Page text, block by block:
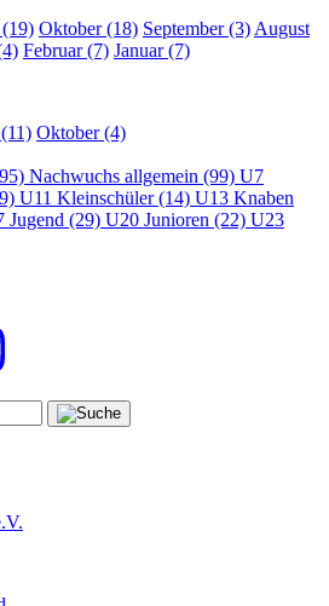
Oktober (18) September (3)August
Februar (7) Januar (7)
Oktober (4)
Nachwuchs allgemein (99) U7
U11 Kleinschüler (14) U13 Knaben
Jugend (29) U20 Junioren (22) U23